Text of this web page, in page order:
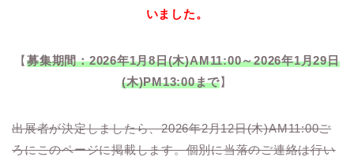
いました。
【募集期間：2026年1月8日(木)AM11:00～2026年1月29日
(木)PM13:00まで】
出展者が決定しましたら、2026年2月12日(木)AM11:00ご
ろにこのページに掲載します。個別に当落のご連絡は行い